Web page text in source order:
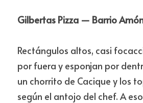
Gilbertas Pizza — Barrio
Rectángulos altos, casi
por fuera y esponjan por
un chorrito de Cacique y los
según el antojo del chef. A